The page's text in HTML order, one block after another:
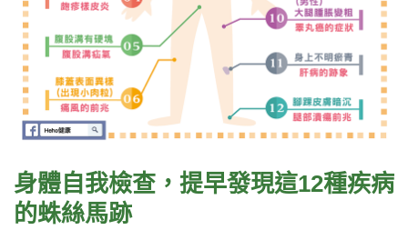
身體自我檢查，提早發現這12種疾病
的蛛絲馬跡